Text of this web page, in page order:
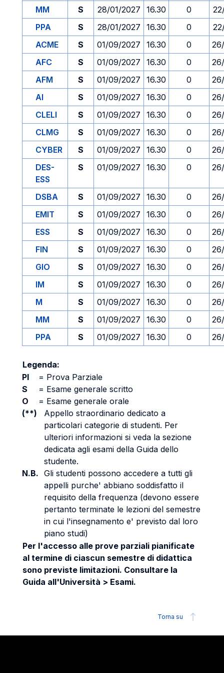
MM S 28/01/2027 16.30 0
PPA
S 28/01/2027 16.30 0
ACME
S 01/09/2027 16.30 0
AFC
S 01/09/2027 16.30 0
AFM
S 01/09/2027 16.30 0
AI
S 01/09/2027 16.30 0
CLELI
S 01/09/2027 16.30 0
CLMG
S 01/09/2027 16.30 0
CYBER
S 01/09/2027 16.30 0
DES-
ESS
S 01/09/2027 16.30 0
DSBA S 01/09/2027 16.30 0
EMIT
S 01/09/2027 16.30 0
ESS
S 01/09/2027 16.30 0
FIN
S 01/09/2027 16.30 0
GIO
S 01/09/2027 16.30 0
IM
S 01/09/2027 16.30 0
M
S 01/09/2027 16.30 0
MM
S 01/09/2027 16.30 0
PPA
S 01/09/2027 16.30 0
Legenda:
PI
= Prova Parziale
S
= Esame generale scritto
O
= Esame generale orale
(**)
Appello straordinario dedicato a
particolari categorie di studenti. Per
ulteriori informazioni si veda la sezione
dedicata agli esami della Guida dello
studente.
N.B. Gli studenti possono accedere a tutti gli
appelli purche' abbiano soddisfatto il
requisito della frequenza (devono essere
pertanto terminate le lezioni del semestre
in cui l'insegnamento e' previsto dal loro
piano studi)
Per l'accesso alle prove parziali pianificate
al termine di ciascun semestre di didattica
sono previste limitazioni. Consultare la
Guida all'Università > Esami.
Torna su